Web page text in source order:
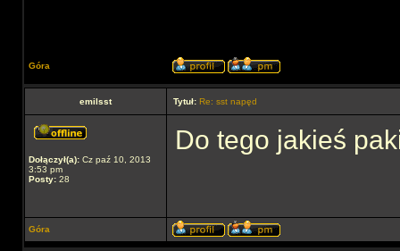
Góra
emilsst Tytuł: Re: sst napęd
Dołączył(a): Cz paź 10, 2013
3:53 pm
Posty: 28
Do tego jakieś
Góra